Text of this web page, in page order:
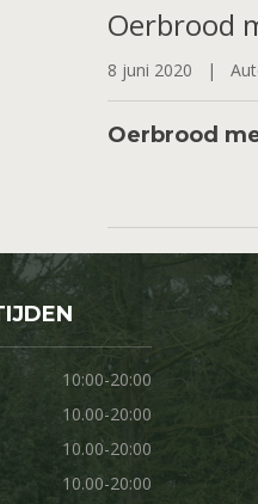
Oerbrood
8 juni 2020 |
Oerbrood
10:00-20:00
10.00-20:00
10.00-20:00
10.00-20:00